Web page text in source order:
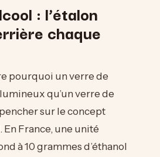
: l’étalon
chaque
pourquoi un verre de
qu’un verre de
sur le concept
. En France, une unité
à 10 grammes d’éthanol